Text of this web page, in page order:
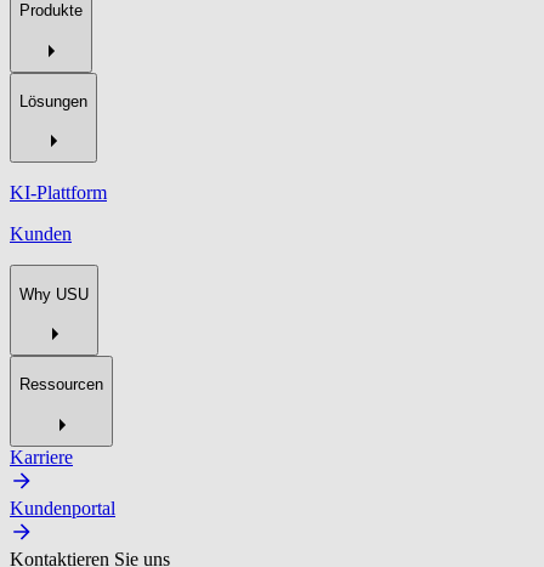
Produkte
Lösungen
KI-Plattform
Kunden
Why USU
Ressourcen
Karriere
Kundenportal
Kontaktieren Sie uns